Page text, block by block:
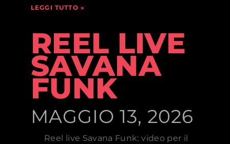
LEGGI TUTTO »
REEL LIVE
SAVANA
FUNK
MAGGIO 13, 2026
Reel live Savana Funk: video per il